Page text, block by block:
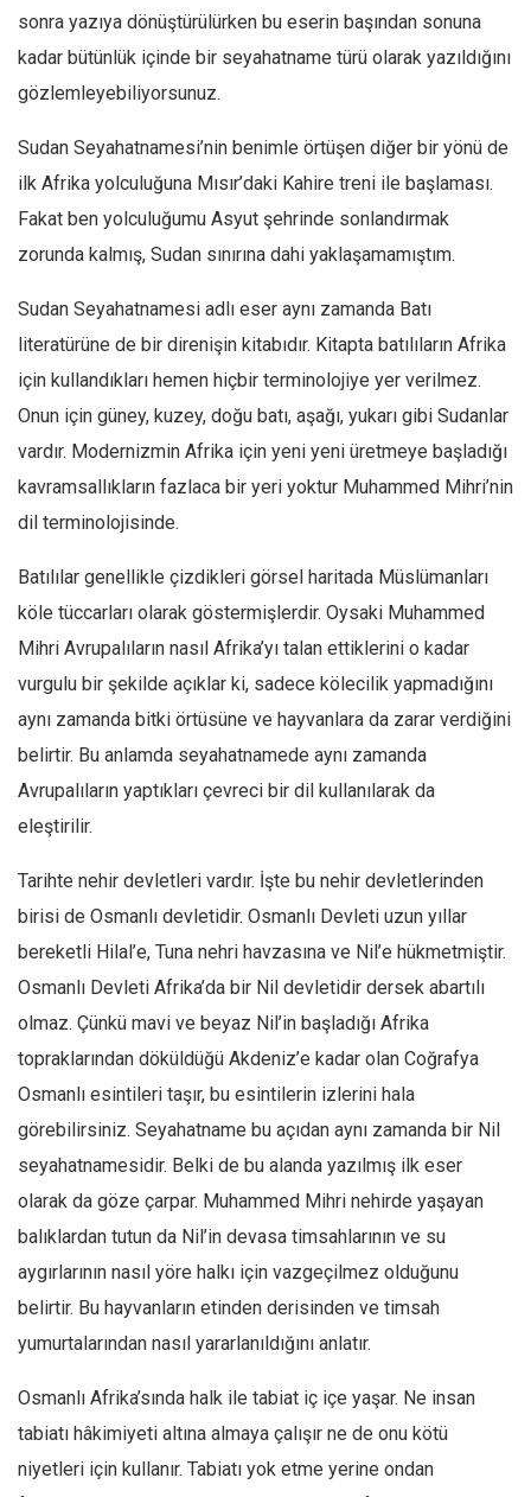
Düşünce
Dosyalar
sonra yazıya dönüştürülürken bu eserin başından sonuna
kadar bütünlük içinde bir seyahatname türü olarak yazıldığını
gözlemleyebiliyorsunuz.
Sudan Seyahatnamesi’nin benimle örtüşen diğer bir yönü de
ilk Afrika yolculuğuna Mısır’daki Kahire treni ile başlaması.
Fakat ben yolculuğumu Asyut şehrinde sonlandırmak
zorunda kalmış, Sudan sınırına dahi yaklaşamamıştım.
Sudan Seyahatnamesi adlı eser aynı zamanda Batı
literatürüne de bir direnişin kitabıdır. Kitapta batılıların Afrika
için kullandıkları hemen hiçbir terminolojiye yer verilmez.
Onun için güney, kuzey, doğu batı, aşağı, yukarı gibi Sudanlar
vardır. Modernizmin Afrika için yeni yeni üretmeye başladığı
kavramsallıkların fazlaca bir yeri yoktur Muhammed Mihri’nin
dil terminolojisinde.
Batılılar genellikle çizdikleri görsel haritada Müslümanları
köle tüccarları olarak göstermişlerdir. Oysaki Muhammed
Mihri Avrupalıların nasıl Afrika’yı talan ettiklerini o kadar
vurgulu bir şekilde açıklar ki, sadece kölecilik yapmadığını
aynı zamanda bitki örtüsüne ve hayvanlara da zarar verdiğini
belirtir. Bu anlamda seyahatnamede aynı zamanda
Avrupalıların yaptıkları çevreci bir dil kullanılarak da
eleştirilir.
Tarihte nehir devletleri vardır. İşte bu nehir devletlerinden
birisi de Osmanlı devletidir. Osmanlı Devleti uzun yıllar
bereketli Hilal’e, Tuna nehri havzasına ve Nil’e hükmetmiştir.
Osmanlı Devleti Afrika’da bir Nil devletidir dersek abartılı
olmaz. Çünkü mavi ve beyaz Nil’in başladığı Afrika
topraklarından döküldüğü Akdeniz’e kadar olan Coğrafya
Osmanlı esintileri taşır, bu esintilerin izlerini hala
görebilirsiniz. Seyahatname bu açıdan aynı zamanda bir Nil
seyahatnamesidir. Belki de bu alanda yazılmış ilk eser
olarak da göze çarpar. Muhammed Mihri nehirde yaşayan
balıklardan tutun da Nil’in devasa timsahlarının ve su
aygırlarının nasıl yöre halkı için vazgeçilmez olduğunu
belirtir. Bu hayvanların etinden derisinden ve timsah
yumurtalarından nasıl yararlanıldığını anlatır.
Osmanlı Afrika’sında halk ile tabiat iç içe yaşar. Ne insan
tabiatı hâkimiyeti altına almaya çalışır ne de onu kötü
niyetleri için kullanır. Tabiatı yok etme yerine ondan